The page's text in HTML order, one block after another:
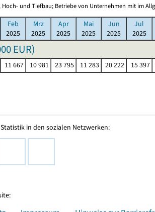
und Tiefbau; Betriebe von Unternehmen mit im
Feb
2025
Mrz
2025
Apr
2025
Mai
2025
Jun
2025
Jul
2025
EUR)
11 667 10 981 23 795 11 283 20 222 15 397
in den sozialen Netzwerken: